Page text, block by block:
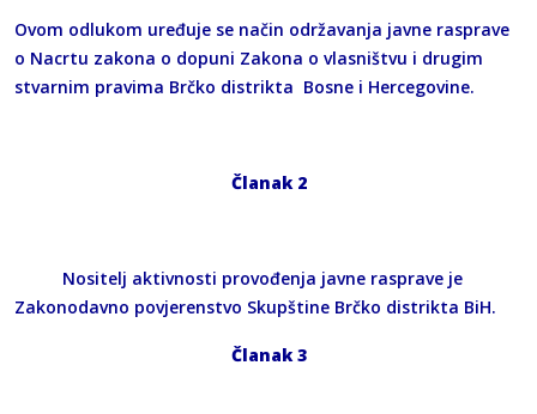
Ovom odlukom uređuje se način održavanja javne rasprave
o Nacrtu zakona o dopuni Zakona o vlasništvu i drugim
stvarnim pravima Brčko distrikta Bosne i Hercegovine.
Članak 2
Nositelj aktivnosti provođenja javne rasprave je
Zakonodavno povjerenstvo Skupštine Brčko distrikta BiH.
Članak 3